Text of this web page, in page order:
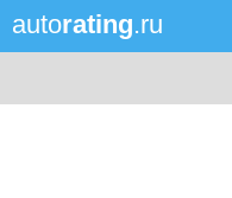
autorating.ru